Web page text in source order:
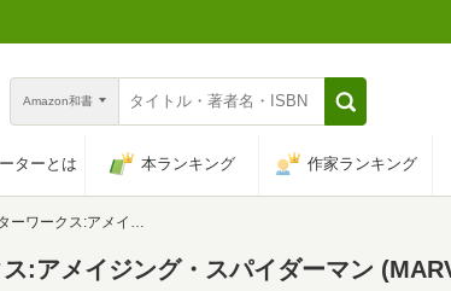
Amazon和書
ターとは 本ランキング 作家ランキング
イジング・スパイダーマン (MARVEL)
:アメイジング・スパイダーマン